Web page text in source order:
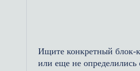
качестве гостевых
территории турбазы,
Ищите конкретный блок-
или еще не определились